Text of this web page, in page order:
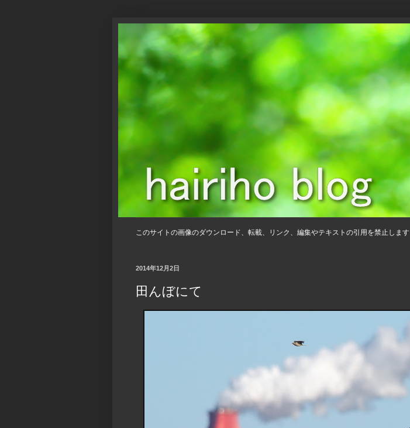
このサイトの画像のダウンロード、転載、リンク、編集やテキストの引用を禁止します
2014年12月2日
田んぼにて